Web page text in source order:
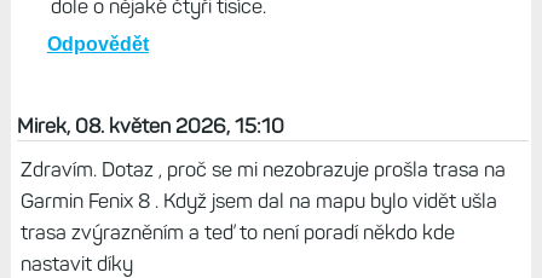
dole o nějaké čtyři tisíce.
Odpovědět
Mirek, 08. květen 2026, 15:10
Zdravím. Dotaz , proč se mi nezobrazuje prošla trasa na
Garmin Fenix 8 . Když jsem dal na mapu bylo vidět ušla
trasa zvýrazněním a teď to není poradí někdo kde
nastavit díky